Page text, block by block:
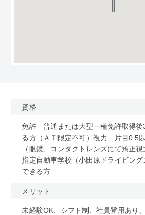
資格
免許 普通または大型一種免許取得後
る方（ＡＴ限定不可）視力 片目0.5
（眼鏡、コンタクトレンズにて矯正
指定自動車学校（小田原ドライビン
できる方
メリット
未経験OK、シフト制、社員登用あり